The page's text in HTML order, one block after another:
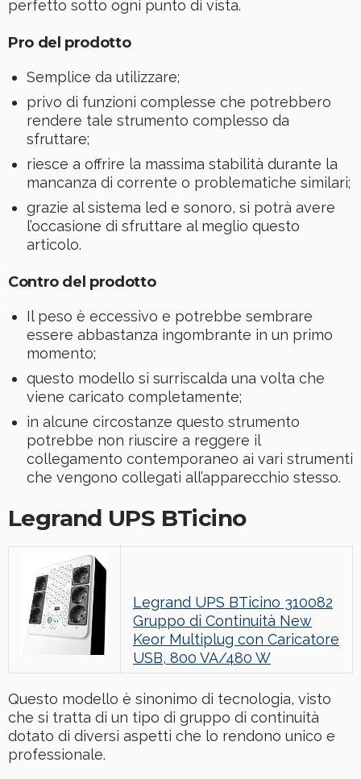
perfetto sotto ogni punto di vista.
Pro del prodotto
Semplice da utilizzare;
privo di funzioni complesse che potrebbero
rendere tale strumento complesso da
sfruttare;
riesce a offrire la massima stabilità durante la
mancanza di corrente o problematiche similari;
grazie al sistema led e sonoro, si potrà avere
l’occasione di sfruttare al meglio questo
articolo.
Contro del prodotto
Il peso è eccessivo e potrebbe sembrare
essere abbastanza ingombrante in un primo
momento;
questo modello si surriscalda una volta che
viene caricato completamente;
in alcune circostanze questo strumento
potrebbe non riuscire a reggere il
collegamento contemporaneo ai vari strumenti
che vengono collegati all’apparecchio stesso.
Legrand UPS BTicino
Legrand UPS BTicino 310082
Gruppo di Continuità New
Keor Multiplug con Caricatore
USB, 800 VA/480 W
Questo modello è sinonimo di tecnologia, visto
che si tratta di un tipo di gruppo di continuità
dotato di diversi aspetti che lo rendono unico e
professionale.